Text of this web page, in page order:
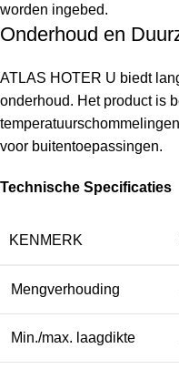
worden ingebed.
Onderhoud en
ATLAS HOTER U biedt
onderhoud. Het product is
voor buitentoepassingen.
Technische Specificaties
KENMERK
Mengverhouding
Min./max. laagdikte